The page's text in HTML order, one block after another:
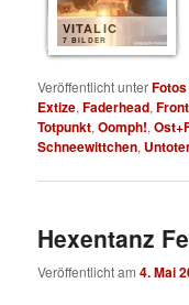
VITALIC
7 BILDER
Veröffentlicht unter
Extize,Faderhead,
Totpunkt,Oomph!,
Schneewittchen,
Hexentanz
Veröffentlicht am4. Mai